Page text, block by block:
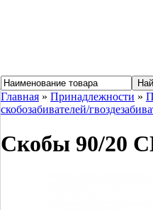
Главная » Принадлежности »
скобозабивателей/
Скобы 90/20